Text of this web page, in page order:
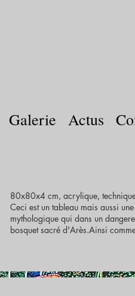
Galerie Actus
80x80x4 cm, acrylique,
Ceci est un tableau mais aussi
mythologique qui dans un
bosquet sacré d'Arès.Ainsi